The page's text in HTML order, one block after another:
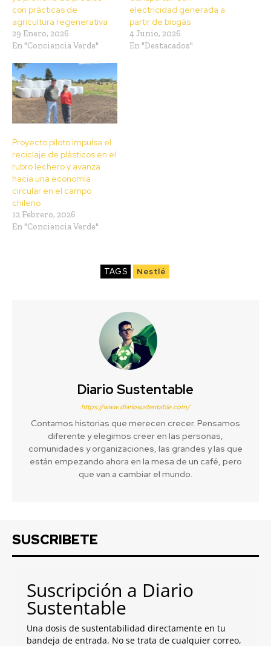
con prácticas de
agricultura regenerativa
29 Enero, 2026
En "Conciencia Verde"
electricidad generada a
partir de biogás
4 Junio, 2026
En "Destacados"
Proyecto piloto impulsa el
reciclaje de plásticos en el
rubro lechero y avanza
hacia una economía
circular en el campo
chileno
12 Febrero, 2026
En "Conciencia Verde"
TAGS Nestlé
Diario Sustentable
https://www.diariosustentable.com/
Contamos historias que merecen crecer. Pensamos
diferente y elegimos creer en las personas,
comunidades y organizaciones, las grandes y las que
están empezando ahora en la mesa de un café, pero
que van a cambiar el mundo.
SUSCRIBETE
Suscripción a Diario
Sustentable
Una dosis de sustentabilidad directamente en tu
bandeja de entrada. No se trata de cualquier correo,